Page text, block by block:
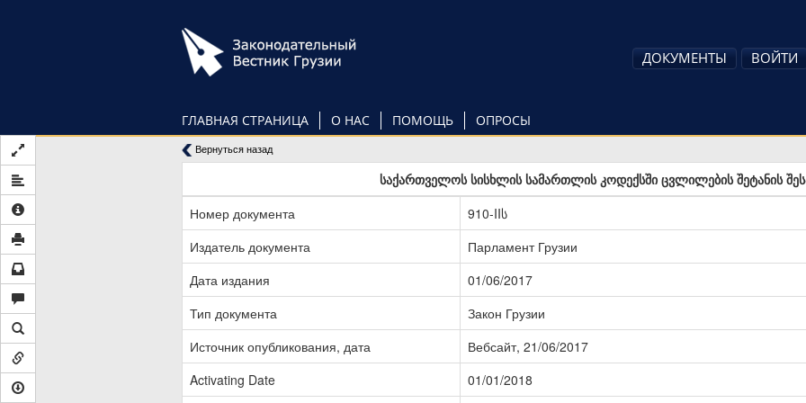
ГЛАВНАЯ СТРАНИЦА О НАС ПОМОЩЬ ОПРОСЫ
ДОКУМЕНТЫ ВОЙТИ
Вернуться назад
საქართველოს სისხლის სამართლის კოდექსში ცვლილების შეტანის
Номер документа
910-IIს
Издатель документа
Парламент Грузии
Дата издания
01/06/2017
Тип документа
Закон Грузии
Источник опубликования, дата
Вебсайт, 21/06/2017
Activating Date
01/01/2018